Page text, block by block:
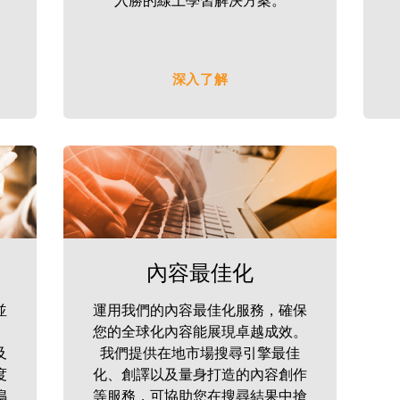
深入了解
內容最佳化
運用我們的內容最佳化服務，確保
您的全球化內容能展現卓越成效。
我們提供在地市場搜尋引擎最佳
化、創譯以及量身打造的內容創作
等服務，可協助您在搜尋結果中搶